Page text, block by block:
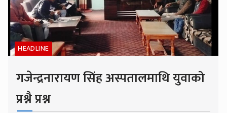
HEADLINE
गजेन्द्रनारायण सिंह अस्पतालमाथि युवाको
प्रश्नै प्रश्न